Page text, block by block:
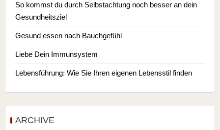
So kommst du durch Selbstachtung noch besser an dein
Gesundheitsziel
Gesund essen nach Bauchgefühl
Liebe Dein Immunsystem
Lebensführung: Wie Sie Ihren eigenen Lebensstil finden
ARCHIVE